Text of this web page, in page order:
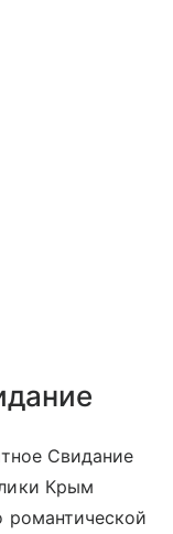
Свидание
Крым
романтической